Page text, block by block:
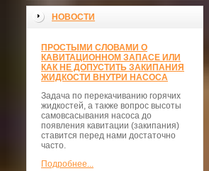
НОВОСТИ
ПРОСТЫМИ СЛОВАМИ О
КАВИТАЦИОННОМ ЗАПАСЕ ИЛИ
КАК НЕ ДОПУСТИТЬ ЗАКИПАНИЯ
ЖИДКОСТИ ВНУТРИ НАСОСА
Задача по перекачиванию горячих
жидкостей, а также вопрос высоты
самовсасывания насоса до
появления кавитации (закипания)
ставится перед нами достаточно
часто.
Подробнее...